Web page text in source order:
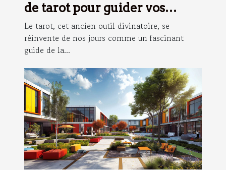
de tarot pour guider vos
décisions quotidiennes
Le tarot, cet ancien outil divinatoire, se
réinvente de nos jours comme un fascinant
guide de la...